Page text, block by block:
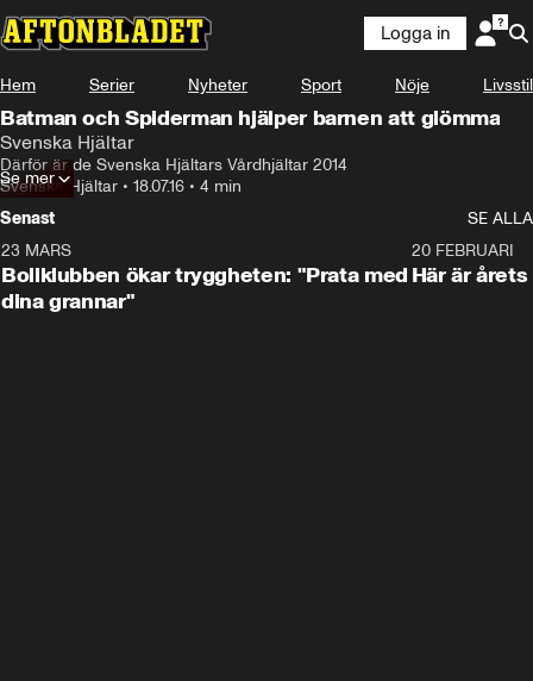
Logga in
Hem Serier Nyheter Sport Nöje Livsstil
Batman och Spiderman hjälper barnen att glömma
Svenska Hjältar
Därför är de Svenska Hjältars Vårdhjältar 2014
Svenska Hjältar • 18.07.16 • 4 min
Se mer
Senast
SE ALLA
23 MARS
Bollklubben ökar tryggheten: "Prata med
dina grannar"
20 FEBRUARI
Här är